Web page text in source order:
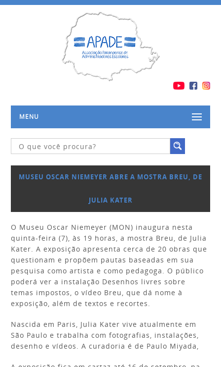
MENU
MUSEU OSCAR NIEMEYER ABRE A MOSTRA BREU, DE
JULIA KATER
O Museu Oscar Niemeyer (MON) inaugura nesta
quinta-feira (7), às 19 horas, a mostra Breu, de Julia
Kater. A exposição apresenta cerca de 20 obras que
questionam e propõem pautas baseadas em sua
pesquisa como artista e como pedagoga. O público
poderá ver a instalação Desenhos livres sobre
temas impostos, o vídeo Breu, que dá nome à
exposição, além de textos e recortes.
Nascida em Paris, Julia Kater vive atualmente em
São Paulo e trabalha com fotografias, instalações,
desenho e vídeos. A curadoria é de Paulo Miyada,